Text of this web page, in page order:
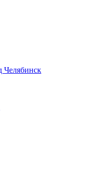
Челябинск